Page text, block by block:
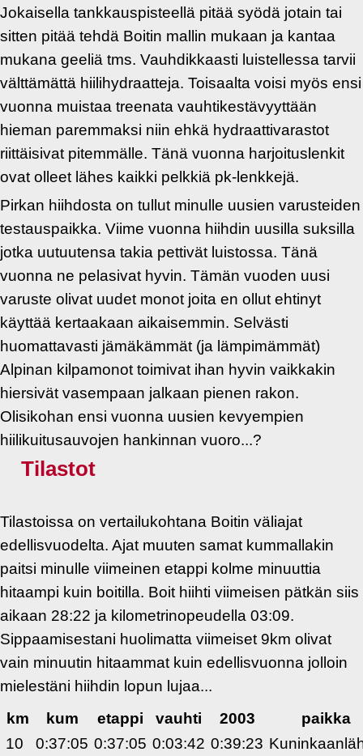
Jokaisella tankkauspisteellä pitää syödä jotain tai
sitten pitää tehdä Boitin mallin mukaan ja kantaa
mukana geeliä tms. Vauhdikkaasti luistellessa tarvii
välttämättä hiilihydraatteja. Toisaalta voisi myös ensi
vuonna muistaa treenata vauhtikestävyyttään
hieman paremmaksi niin ehkä hydraattivarastot
riittäisivat pitemmälle. Tänä vuonna harjoituslenkit
ovat olleet lähes kaikki pelkkiä pk-lenkkejä.
Pirkan hiihdosta on tullut minulle uusien varusteiden
testauspaikka. Viime vuonna hiihdin uusilla suksilla
jotka uutuutensa takia pettivät luistossa. Tänä
vuonna ne pelasivat hyvin. Tämän vuoden uusi
varuste olivat uudet monot joita en ollut ehtinyt
käyttää kertaakaan aikaisemmin. Selvästi
huomattavasti jämäkämmät (ja lämpimämmät)
Alpinan kilpamonot toimivat ihan hyvin vaikkakin
hiersivät vasempaan jalkaan pienen rakon.
Olisikohan ensi vuonna uusien kevyempien
hiilikuitusauvojen hankinnan vuoro...?
Tilastot
Tilastoissa on vertailukohtana Boitin väliajat
edellisvuodelta. Ajat muuten samat kummallakin
paitsi minulle viimeinen etappi kolme minuuttia
hitaampi kuin boitilla. Boit hiihti viimeisen pätkän siis
aikaan 28:22 ja kilometrinopeudella 03:09.
Sippaamisestani huolimatta viimeiset 9km olivat
vain minuutin hitaammat kuin edellisvuonna jolloin
mielestäni hiihdin lopun lujaa...
km
kum etappi vauhti 2003
paikka
10
0:37:05 0:37:05 0:03:42 0:39:23